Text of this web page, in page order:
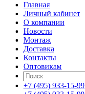
Главная
Личный кабинет
О компании
Новости
Монтаж
Доставка
Контакты
Оптовикам
+7 (495) 933-15-99